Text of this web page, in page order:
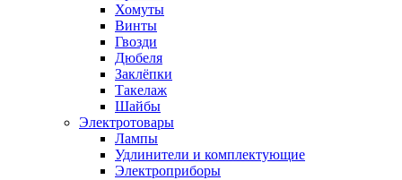
Хомуты
Винты
Гвозди
Дюбеля
Заклёпки
Такелаж
Шайбы
Электротовары
Лампы
Удлинители и комплектующие
Электроприборы